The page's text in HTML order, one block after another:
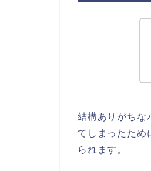
結構ありがちな
てしまったため
られます。